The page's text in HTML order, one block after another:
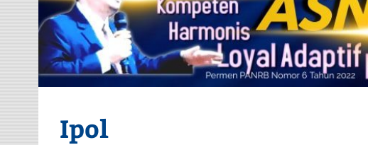
Ipol